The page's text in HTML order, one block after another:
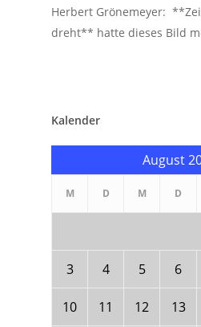
Herbert Grönemeyer: **
dreht** hatte dieses Bild
Kalender
August
M D M D
3 4 5 6
10 11 12 13